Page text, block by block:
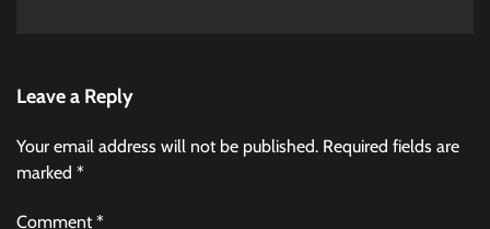
Leave a Reply
Your email address will not be published. Required fields are
marked *
Comment*